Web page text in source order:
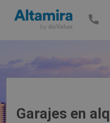
Garajes en